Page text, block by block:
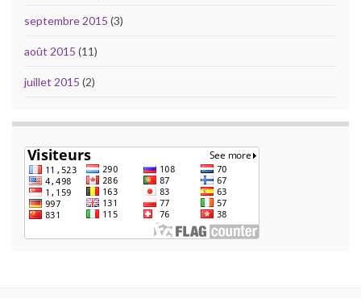
septembre 2015 (3)
août 2015 (11)
juillet 2015 (2)